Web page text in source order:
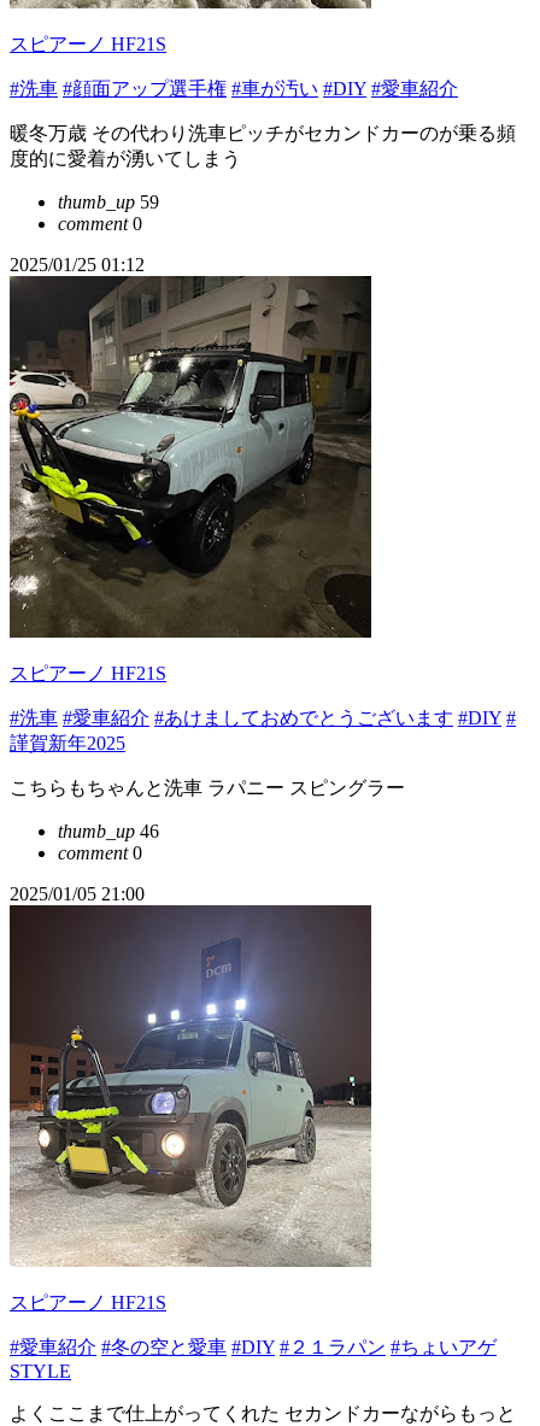
スピアーノ HF21S
#洗車 #顔面アップ選手権 #車が汚い #DIY #愛車紹介
暖冬万歳 その代わり洗車ピッチがセカンドカーのが乗る頻
度的に愛着が湧いてしまう
thumb_up 59
comment0
2025/01/25 01:12
スピアーノ HF21S
#洗車 #愛車紹介 #あけましておめでとうございます #DIY #
謹賀新年2025
こちらもちゃんと洗車 ラパニー スピングラー
thumb_up 46
comment0
2025/01/05 21:00
スピアーノ HF21S
#愛車紹介 #冬の空と愛車 #DIY #２１ラパン #ちょいアゲ
STYLE
よくここまで仕上がってくれた セカンドカーながらもっと